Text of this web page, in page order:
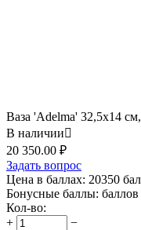
Ваза 'Adelma' 32,5x14
В наличии
20 350.00 ₽
Задать вопрос
Цена в баллах: 20350
Бонусные баллы: баллов
Кол-во:
+
−